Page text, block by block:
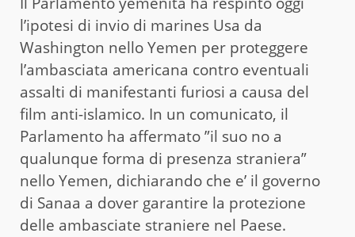
l’ipotesi di invio di marines Usa da
Washington nello Yemen per proteggere
l’ambasciata americana contro eventuali
assalti di manifestanti furiosi a causa del
film anti-islamico. In un comunicato, il
Parlamento ha affermato ”il suo no a
qualunque forma di presenza straniera”
nello Yemen, dichiarando che e’ il governo
di Sanaa a dover garantire la protezione
delle ambasciate straniere nel Paese.